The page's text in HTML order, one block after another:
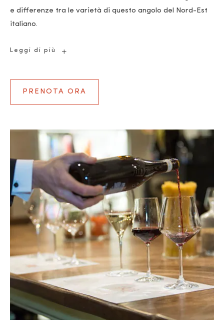
e differenze tra le varietà di questo angolo del Nord-Est
italiano.
Leggi di più
Le
PRENOTA ORA